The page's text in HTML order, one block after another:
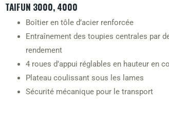
TAIFUN 3000, 4000
Boîtier en tôle d’acier renforcée
Entraînement des toupies centrales par
rendement
4 roues d’appui réglables en hauteur en
Plateau coulissant sous les lames
Sécurité mécanique pour le transport